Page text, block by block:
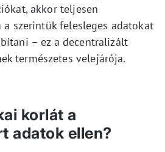
akkor teljesen
a szerintük felesleges adatokat
– ez a decentralizált
természetes velejárója.
korlát a
adatok ellen?